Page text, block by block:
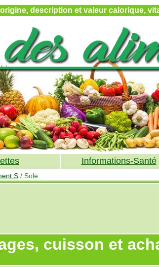
description et valeur calorique,
Informations-Santé
S / Sole
cuisson et